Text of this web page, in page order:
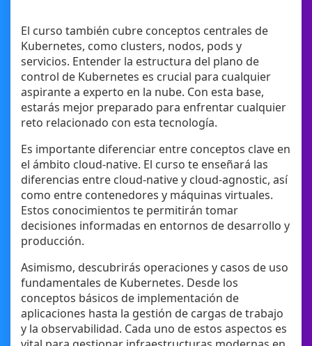
El curso también cubre conceptos centrales de
Kubernetes, como clusters, nodos, pods y
servicios. Entender la estructura del plano de
control de Kubernetes es crucial para cualquier
aspirante a experto en la nube. Con esta base,
estarás mejor preparado para enfrentar cualquier
reto relacionado con esta tecnología.
Es importante diferenciar entre conceptos clave en
el ámbito cloud-native. El curso te enseñará las
diferencias entre cloud-native y cloud-agnostic, así
como entre contenedores y máquinas virtuales.
Estos conocimientos te permitirán tomar
decisiones informadas en entornos de desarrollo y
producción.
Asimismo, descubrirás operaciones y casos de uso
fundamentales de Kubernetes. Desde los
conceptos básicos de implementación de
aplicaciones hasta la gestión de cargas de trabajo
y la observabilidad. Cada uno de estos aspectos es